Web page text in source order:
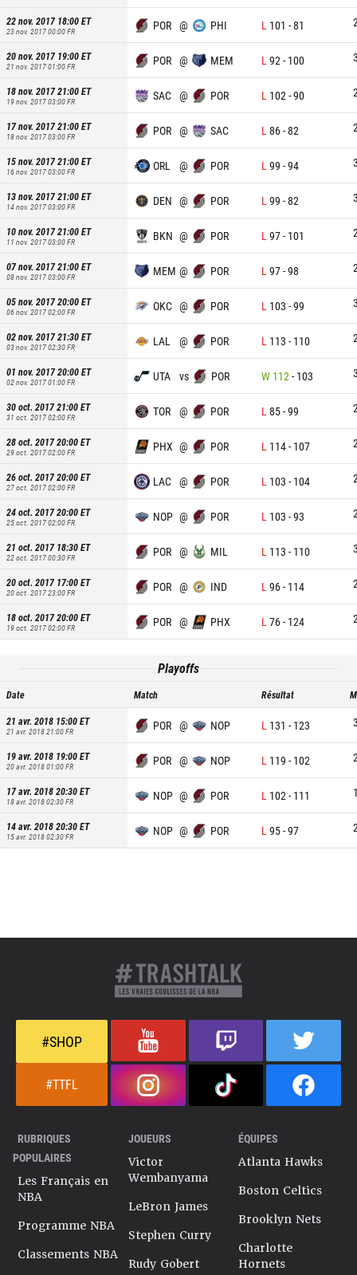
22 nov. 2017 18:00ET
23 nov. 2017 00:00FR POR @ PHI L 101 -81
20 nov. 2017 19:00ET
21 nov. 2017 01:00FR POR @ MEM L 92 - 100
18 nov. 2017 21:00ET
19 nov. 2017 03:00FR SAC @ POR L 102 -90
17 nov. 2017 21:00ET
18 nov. 2017 03:00FR POR @ SAC L 86-82
15 nov. 2017 21:00ET
16 nov. 2017 03:00FR ORL @ POR L 99 -94
13 nov. 2017 21:00ET
14 nov. 2017 03:00FR DEN @ POR L 99 -82
10 nov. 2017 21:00ET
11 nov. 2017 03:00FR BKN @ POR L 97- 101
07 nov. 2017 21:00ET
08 nov. 2017 03:00FR MEM @ POR L 97-98
05 nov. 2017 20:00ET
06 nov. 2017 02:00FR OKC @ POR L 103 -99
02 nov. 2017 21:30ET
03 nov. 2017 02:30FR LAL @ POR L 113 - 110
01 nov. 2017 20:00ET
02 nov. 2017 01:00FR UTA vs POR W 112 - 103
30 oct. 2017 21:00ET
31 oct. 2017 02:00FR TOR @ POR L 85-99
28 oct. 2017 20:00ET
29 oct. 2017 02:00FR PHX @ POR L 114- 107
26 oct. 2017 20:00ET
27 oct. 2017 02:00FR LAC @ POR L 103 - 104
24 oct. 2017 20:00ET
25 oct. 2017 02:00FR NOP @ POR L 103 -93
21 oct. 2017 18:30ET
22 oct. 2017 00:30FR POR @ MIL L 113 - 110
20 oct. 2017 17:00ET
20 oct. 2017 23:00FR POR @ IND L 96- 114
18 oct. 2017 20:00ET
19 oct. 2017 02:00FR POR @ PHX L 76- 124
Playoffs
Date Match Résultat
21 avr. 2018 15:00ET
21 avr. 2018 21:00FR POR @ NOP L 131 - 123
19 avr. 2018 19:00ET
20 avr. 2018 01:00FR POR @ NOP L 119 - 102
17 avr. 2018 20:30ET
18 avr. 2018 02:30FR NOP @ POR L 102 - 111
14 avr. 2018 20:30ET
15 avr. 2018 02:30FR NOP @ POR L 95-97
#SHOP
#TTFL
RUBRIQUES
POPULAIRES
Les Français en
NBA
Programme NBA
Classements NBA
JOUEURS
Victor
Wembanyama
LeBron James
Stephen Curry
Rudy Gobert
ÉQUIPES
Atlanta Hawks
Boston Celtics
Brooklyn Nets
Charlotte
Hornets